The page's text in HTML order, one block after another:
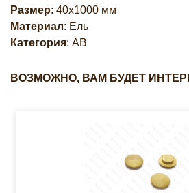
Размер: 40х1000 мм
Материал: Ель
Категория: АВ
ВОЗМОЖНО, ВАМ БУДЕТ